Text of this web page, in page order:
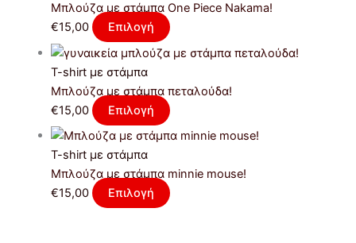
Μπλούζα με στάμπα One Piece Nakama!
€15,00 Επιλογή
T-shirt με στάμπα
Μπλούζα με στάμπα πεταλούδα!
€15,00 Επιλογή
T-shirt με στάμπα
Μπλούζα με στάμπα minnie mouse!
€15,00 Επιλογή